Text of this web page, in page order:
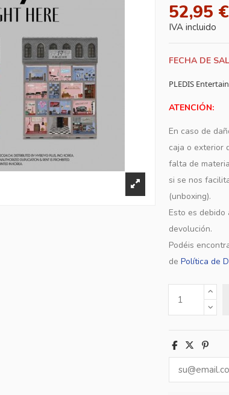
52,95 €
IVA incluido
FECHA DE
PLEDIS
ATENCIÓN:
En caso de
caja o exterior
falta de
si se nos
(unboxing).
Esto es
devolución.
Podéis
de Política de